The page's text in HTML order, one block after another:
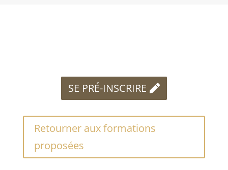
SE PRÉ-INSCRIRE
Retourner aux formations
proposées